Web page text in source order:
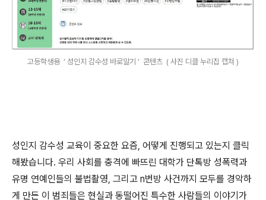
고등학생용 ‘ 성인지 감수성 바로알기 ’ 콘텐츠 ( 사진 디클 누리집 캡쳐 )
성인지 감수성 교육이 중요한 요즘, 어떻게 진행되고 있는지 클릭
해봤습니다. 우리 사회를 충격에 빠뜨린 대학가 단톡방 성폭력과
유명 연예인들의 불법촬영, 그리고 n번방 사건까지 모두를 경악하
게 만든 이 범죄들은 현실과 동떨어진 특수한 사람들의 이야기가